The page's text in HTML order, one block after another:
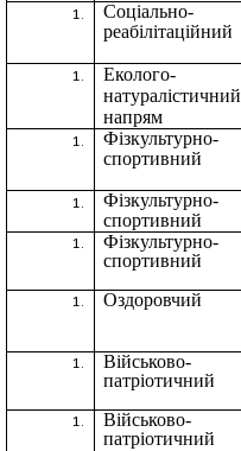
Соціально-
реабілітаційний
Еколого-
натуралістичний
напрям
Фізкультурно-
спортивний
Фізкультурно-
спортивний
Фізкультурно-
спортивний
Оздоровчий
Військово-
патріотичний
Військово-
патріотичний